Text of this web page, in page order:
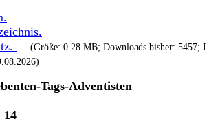
.
.
.
(Größe: 0.28 MB; Downloads bisher: 5457;
Tags-Adventisten
14